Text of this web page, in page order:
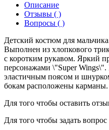
Описание
Отзывы ( )
Вопросы ( )
Детский костюм для
Выполнен из хлопкового
с коротким рукавом. Яркий
персонажами \"Super
эластичным поясом и
бокам расположены карманы.
Для того чтобы оставить
Для того чтобы задать